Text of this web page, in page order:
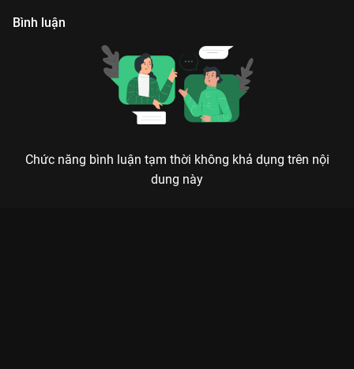
Bình luận
Chức năng bình luận tạm thời không khả dụng trên nội
dung này